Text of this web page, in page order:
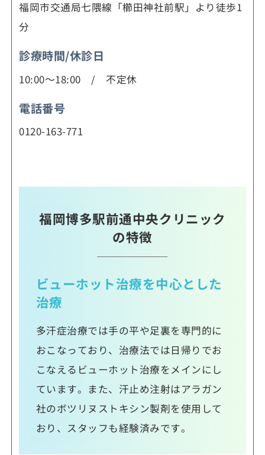
福岡市交通局七隈線「櫛田神社前駅」より徒歩1
分
診療時間/休診日
10:00～18:00 / 不定休
電話番号
0120-163-771
福岡博多駅前通中央クリニック
の特徴
ビューホット治療を中心とした
治療
多汗症治療では手の平や足裏を専門的に
おこなっており、治療法では日帰りでお
こなえるビューホット治療をメインにし
ています。また、汗止め注射はアラガン
社のボツリヌストキシン製剤を使用して
おり、スタッフも経験済みです。